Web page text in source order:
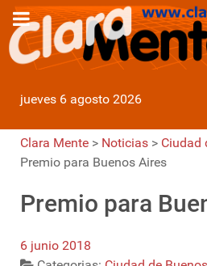
jueves 6 agosto 2026
Clara Mente > Noticias > Ciudad
Premio para Buenos Aires
Premio para
6 junio 2018